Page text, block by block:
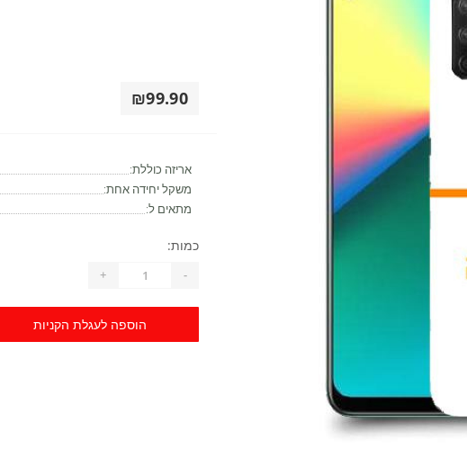
₪99.90
אריזה כוללת:
משקל יחידה אחת:
מתאים ל:
כמות:
-
+
הוספה לעגלת הקניות